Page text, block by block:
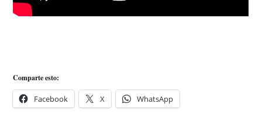
Comparte esto:
Facebook X WhatsApp